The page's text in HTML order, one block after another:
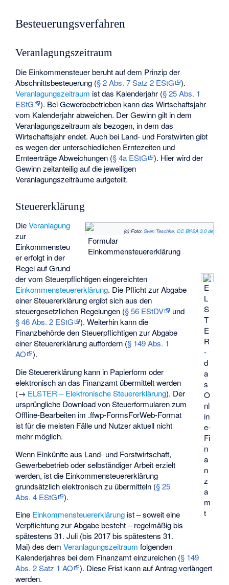
Besteuerungsverfahren
Veranlagungszeitraum
Die Einkommensteuer beruht auf dem Prinzip der
Abschnittsbesteuerung (§ 2 Abs. 7 Satz 2 EStG
).
Veranlagungszeitraum ist das Kalenderjahr (§ 25 Abs. 1
EStG
). Bei Gewerbebetrieben kann das Wirtschaftsjahr
vom Kalenderjahr abweichen. Der Gewinn gilt in dem
Veranlagungszeitraum als bezogen, in dem das
Wirtschaftsjahr endet. Auch bei Land- und Forstwirten gibt
es wegen der unterschiedlichen Erntezeiten und
Ernteerträge Abweichungen (§ 4a EStG
). Hier wird der
Gewinn zeitanteilig auf die jeweiligen
Veranlagungszeiträume aufgeteilt.
Steuererklärung
(c) Foto: Sven Teschke, CC BY-SA 3.0 de
Formular
Einkommensteuererklärung
E
L
S
T
E
R
-
d
a
s
O
nl
in
e-
Fi
n
a
n
z
a
m
t
DieVeranlagung
zur
Einkommensteu
er erfolgt in der
Regel auf Grund
der vom Steuerpflichtigen eingereichten
Einkommensteuererklärung. Die Pflicht zur Abgabe
einer Steuererklärung ergibt sich aus den
steuergesetzlichen Regelungen (§ 56 EStDV
und
§ 46 Abs. 2 EStG
). Weiterhin kann die
Finanzbehörde den Steuerpflichtigen zur Abgabe
einer Steuererklärung auffordern (§ 149 Abs. 1
AO
).
Die Steuererklärung kann in Papierform oder
elektronisch an das Finanzamt übermittelt werden
(→ ELSTER – Elektronische Steuererklärung). Der
ursprüngliche Download von Steuerformularen zum
Offline-Bearbeiten im .ffwp-FormsForWeb-Format
ist für die meisten Fälle und Nutzer aktuell nicht
mehr möglich.
Wenn Einkünfte aus Land- und Forstwirtschaft,
Gewerbebetrieb oder selbständiger Arbeit erzielt
werden, ist die Einkommensteuererklärung
grundsätzlich elektronisch zu übermitteln (§ 25
Abs. 4 EStG
).
Eine Einkommensteuererklärung ist – soweit eine
Verpflichtung zur Abgabe besteht – regelmäßig bis
spätestens 31. Juli (bis 2017 bis spätestens 31.
Mai) des demVeranlagungszeitraum folgenden
Kalenderjahres bei dem Finanzamt einzureichen (§ 149
Abs. 2 Satz 1 AO
). Diese Frist kann auf Antrag verlängert
werden.